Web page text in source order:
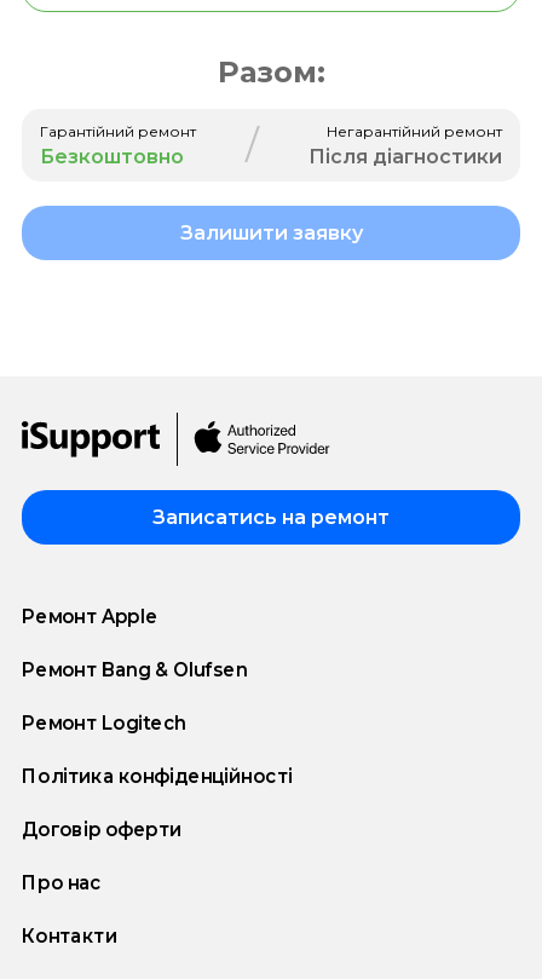
Разом:
Гарантійний ремонт
Безкоштовно / Негарантійний ремонт
Після діагностики
Залишити заявку
Записатись на ремонт
Ремонт Apple
Ремонт Bang & Olufsen
Ремонт Logitech
Політика конфіденційності
Договір оферти
Про нас
Контакти